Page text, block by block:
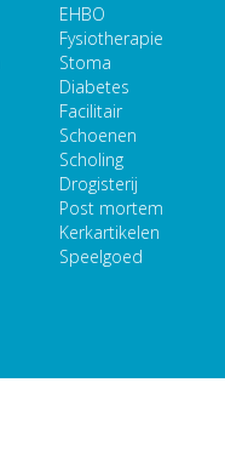
EHBO
Fysiotherapie
Stoma
Diabetes
Facilitair
Schoenen
Scholing
Drogisterij
Post mortem
Kerkartikelen
Speelgoed